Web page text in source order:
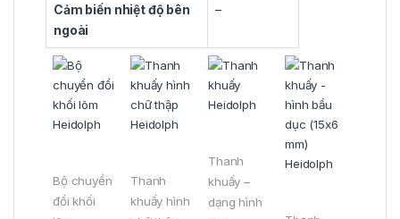
Cảm biến nhiệt độ bên
ngoài
–
Bộ chuyển
đổi khối
Thanh
khuấy hình
Thanh
khuấy –
dạng hình